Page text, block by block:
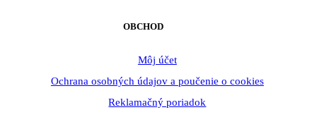
OBCHOD
Môj účet
Ochrana osobných údajov a poučenie o cookies
Reklamačný poriadok